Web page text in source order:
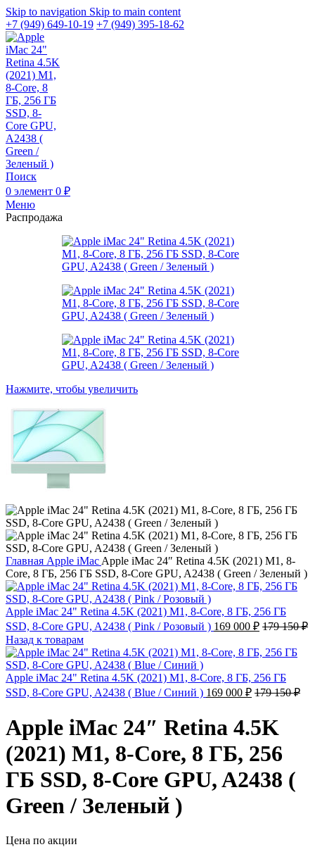
Skip to navigation Skip to main content
+7 (949) 649-10-19 +7 (949) 395-18-62
Поиск
0 элемент 0 ₽
Меню
Распродажа
Нажмите, чтобы увеличить
Главная Apple iMac Apple iMac 24″ Retina 4.5K (2021) M1, 8-
Core, 8 ГБ, 256 ГБ SSD, 8-Core GPU, A2438 ( Green / Зеленый )
Apple iMac 24" Retina 4.5K (2021) M1, 8-Core, 8 ГБ, 256 ГБ
SSD, 8-Core GPU, A2438 ( Pink / Розовый ) 169 000 ₽ 179 150₽
Назад к товарам
Apple iMac 24" Retina 4.5K (2021) M1, 8-Core, 8 ГБ, 256 ГБ
SSD, 8-Core GPU, A2438 ( Blue / Синий ) 169 000 ₽ 179 150₽
Apple iMac 24″ Retina 4.5K
(2021) M1, 8-Core, 8 ГБ, 256
ГБ SSD, 8-Core GPU, A2438 (
Green / Зеленый )
Цена по акции